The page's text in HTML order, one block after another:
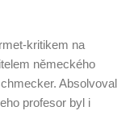
kritikem na
německého
Absolvoval
profesor byl i